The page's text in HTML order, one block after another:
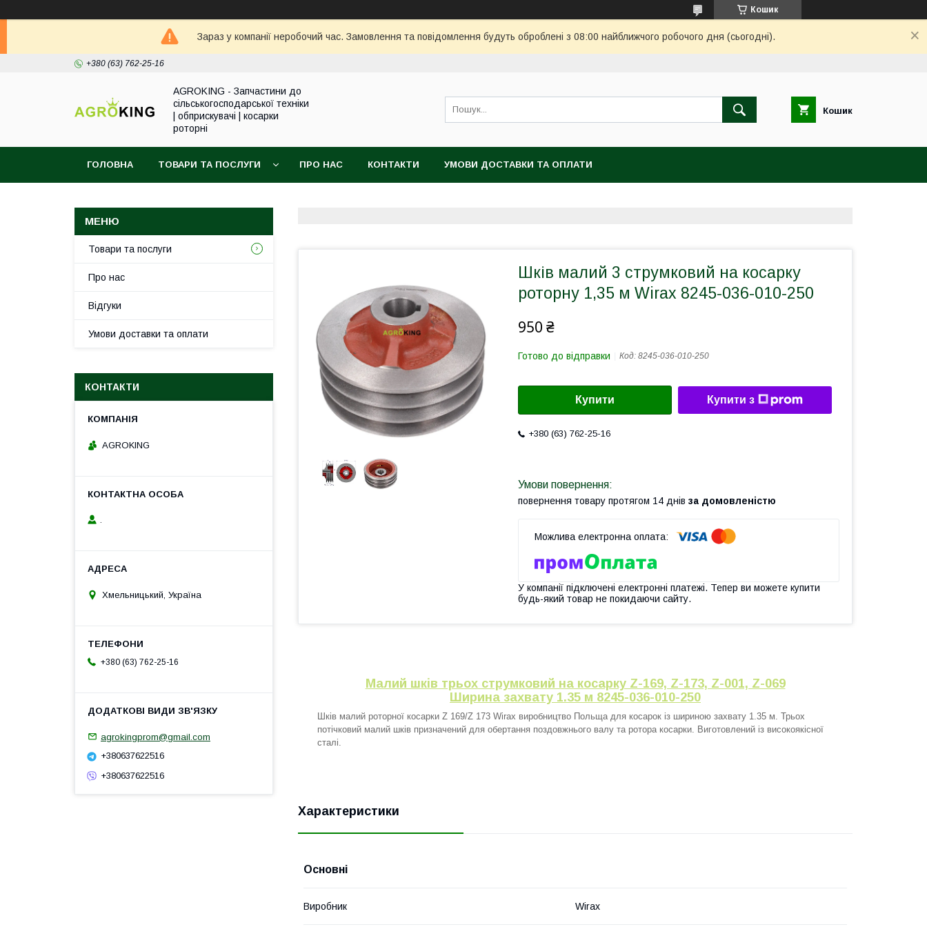
Кошик
Зараз у компанії неробочий час. Замовлення та повідомлення будуть оброблені з 08:00 найближчого робочого дня (сьогодні).
+380 (63) 762-25-16
AGROKING - Запчастини до
сільськогосподарської техніки
| обприскувачі | косарки
роторні
Кошик
ГОЛОВНА ТОВАРИ ТА ПОСЛУГИ ПРО НАС КОНТАКТИ УМОВИ ДОСТАВКИ ТА ОПЛАТИ
Шків малий 3 струмковий на косарку
роторну 1,35 м Wirax 8245-036-010-250
950 ₴
Готово до відправки Код: 8245-036-010-250
Купити Купити з
+380 (63) 762-25-16
повернення товару протягом 14 днів за домовленістю
У компанії підключені електронні платежі. Тепер ви можете купити
будь-який товар не покидаючи сайту.
Малий шків трьох струмковий на косарку Z-169, Z-173, Z-001, Z-069
Ширина захвату 1.35 м 8245-036-010-250
Шків малий роторної косарки Z 169/Z 173 Wirax виробництво Польща для косарок із шириною захвату 1.35 м. Трьох
потічковий малий шків призначений для обертання поздовжнього валу та ротора косарки. Виготовлений із високоякісної
сталі.
Характеристики
Основні
Виробник Wirax
Товари та послуги
Про нас
Відгуки
Умови доставки та оплати
КОНТАКТИ
AGROKING
.
Хмельницький, Україна
+380 (63) 762-25-16
agrokingprom@gmail.com
+380637622516
+380637622516